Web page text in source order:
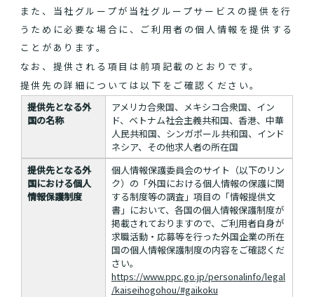
また、当社グループが当社グループサービスの提供を行
うために必要な場合に、ご利用者の個人情報を提供する
ことがあります。
なお、提供される項目は前項記載のとおりです。
提供先の詳細については以下をご確認ください。
提供先となる外
国の名称
アメリカ合衆国、メキシコ合衆国、イン
ド、ベトナム社会主義共和国、香港、中華
人民共和国、シンガポール共和国、インド
ネシア、その他求人者の所在国
提供先となる外
国における個人
情報保護制度
個人情報保護委員会のサイト（以下のリン
ク）の「外国における個人情報の保護に関
する制度等の調査」項目の「情報提供文
書」において、各国の個人情報保護制度が
掲載されておりますので、ご利用者自身が
求職活動・応募等を行った外国企業の所在
国の個人情報保護制度の内容をご確認くだ
さい。
https://www.ppc.go.jp/personalinfo/legal
/kaiseihogohou/#gaikoku